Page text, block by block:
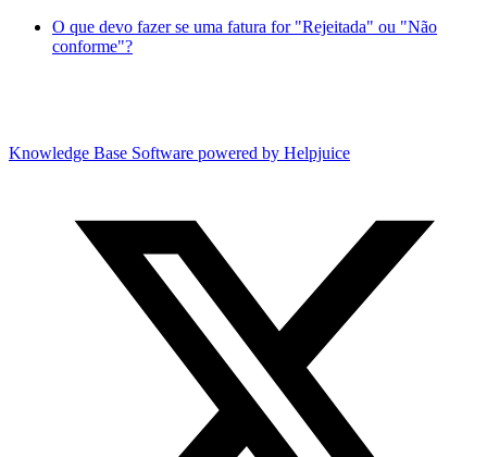
O que devo fazer se uma fatura for "Rejeitada" ou "Não
conforme"?
Knowledge Base Software powered by Helpjuice